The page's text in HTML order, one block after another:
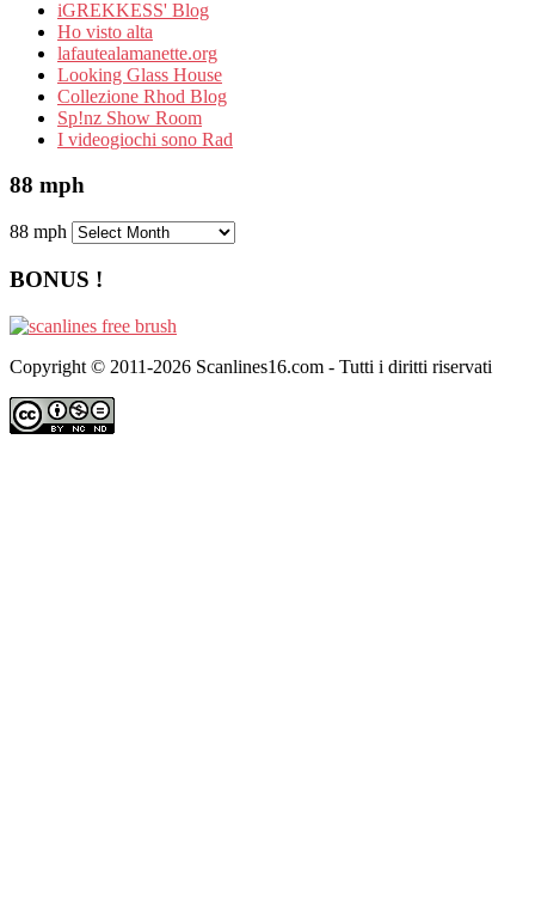
iGREKKESS' Blog
Ho visto alta
lafautealamanette.org
Looking Glass House
Collezione Rhod Blog
Sp!nz Show Room
I videogiochi sono Rad
88 mph
88 mph
BONUS !
Copyright © 2011-2026 Scanlines16.com - Tutti i diritti riservati